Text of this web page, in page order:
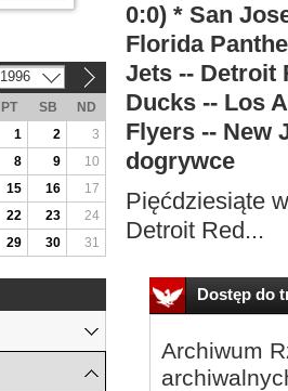
0:0) * San
Florida
Jets -- Detroit
Ducks -- Los
Flyers -- New
dogrywce
Pięćdziesiąte
Detroit Red...
Dostęp do
Archiwum
1996
PT SB
ND
1
2
3
8 9
10
15 16
17
22 23
24
29 30 31